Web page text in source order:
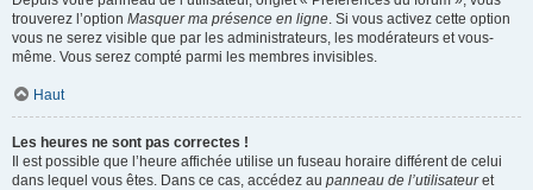
trouverez l’option Masquer ma présence en ligne. Si vous activez cette option
vous ne serez visible que par les administrateurs, les modérateurs et vous-
même. Vous serez compté parmi les membres invisibles.
Haut
Les heures ne sont pas correctes !
Il est possible que l’heure affichée utilise un fuseau horaire différent de celui
dans lequel vous êtes. Dans ce cas, accédez au panneau de l’utilisateuret